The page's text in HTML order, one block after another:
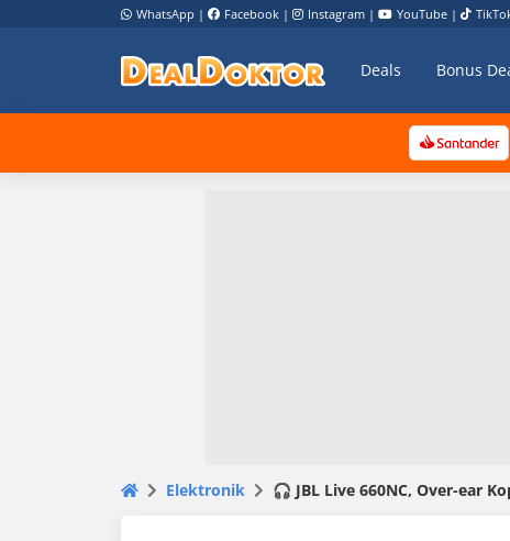
WhatsApp | Facebook | Instagram | YouTube |
Deals Bonus
Elektronik 🎧 JBL Live 660NC, Over-ear